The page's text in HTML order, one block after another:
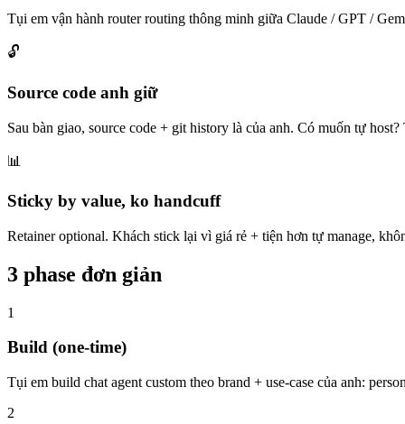
Tụi em vận hành router routing thông minh giữa Claude / GPT /
🔓
Source code anh giữ
Sau bàn giao, source code + git history là của anh. Có muốn tự
📊
Sticky by value, ko handcuff
Retainer optional. Khách stick lại vì giá rẻ + tiện hơn tự manage,
3 phase đơn giản
1
Build (one-time)
Tụi em build chat agent custom theo brand + use-case của anh:
2